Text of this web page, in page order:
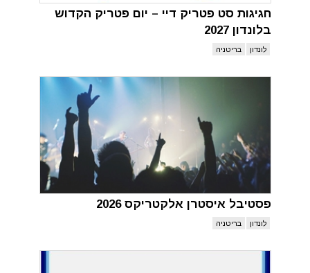
חגיגות סט פטריק דיי – יום פטריק הקדוש
בלונדון 2027
לונדון בריטניה
פסטיבל איסטרן אלקטריקס 2026
לונדון בריטניה